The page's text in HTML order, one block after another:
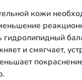
кожи
гидролипидный
и смягчает,